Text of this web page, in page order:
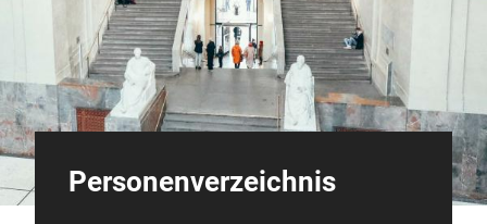
Personenverzeichnis